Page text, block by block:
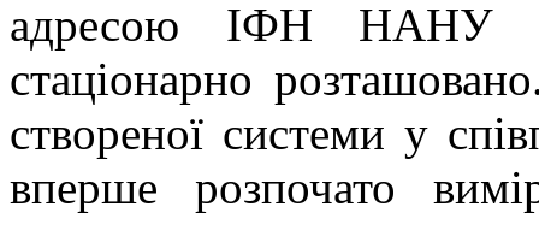
адресою ІФН НАНУ
стаціонарно
створеної системи у
вперше розпочато